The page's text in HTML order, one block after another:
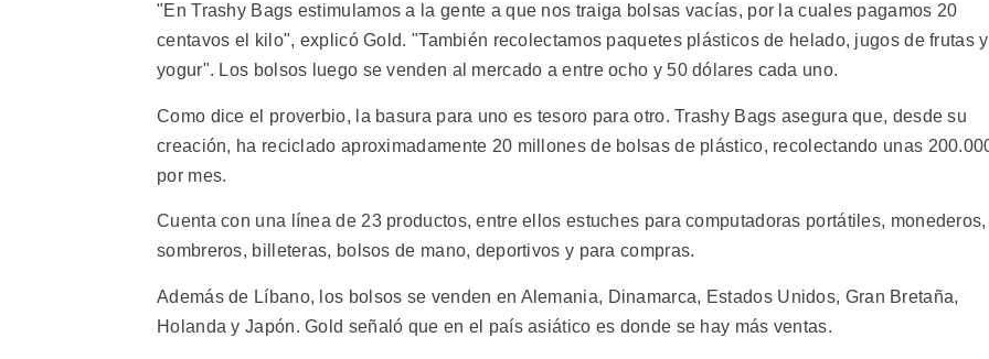
"En Trashy Bags estimulamos a la gente a que nos traiga bolsas vacías, por la cuales pagamos 20
centavos el kilo", explicó Gold. "También recolectamos paquetes plásticos de helado, jugos de frutas y
yogur". Los bolsos luego se venden al mercado a entre ocho y 50 dólares cada uno.
Como dice el proverbio, la basura para uno es tesoro para otro. Trashy Bags asegura que, desde su
creación, ha reciclado aproximadamente 20 millones de bolsas de plástico, recolectando unas
por mes.
Cuenta con una línea de 23 productos, entre ellos estuches para computadoras portátiles, monederos,
sombreros, billeteras, bolsos de mano, deportivos y para compras.
Además de Líbano, los bolsos se venden en Alemania, Dinamarca, Estados Unidos, Gran Bretaña,
Holanda y Japón. Gold señaló que en el país asiático es donde se hay más ventas.